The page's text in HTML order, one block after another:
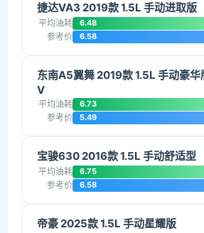
捷达VA3 2019款 1.5L 手动进取版
平均油耗 6.48
参考价 6.58
东南A5翼舞 2019款 1.5L 手动豪华
V
平均油耗 6.73
参考价 5.49
宝骏630 2016款 1.5L 手动舒适型
平均油耗 6.75
参考价 6.58
帝豪 2025款 1.5L 手动星耀版